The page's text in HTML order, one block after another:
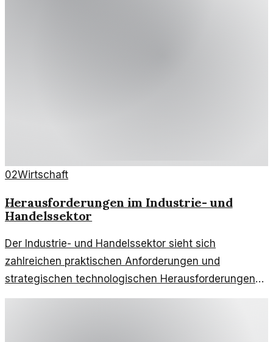
02Wirtschaft
Herausforderungen im Industrie- und
Handelssektor
Der Industrie- und Handelssektor sieht sich
zahlreichen praktischen Anforderungen und
strategischen technologischen Herausforderungen
gegenüber. Ein Blick auf die wesentlichen Aspekte.